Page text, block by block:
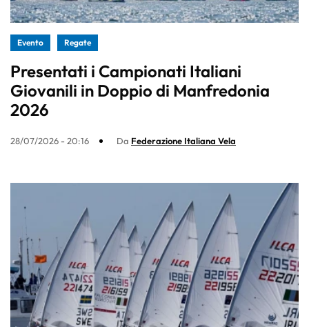
Evento Regate
Presentati i Campionati Italiani
Giovanili in Doppio di Manfredonia
2026
28/07/2026 - 20:16 Da Federazione Italiana Vela